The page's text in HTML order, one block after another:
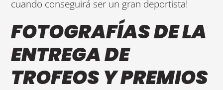
cuando conseguirá ser un gran deportista!
FOTOGRAFÍAS DE LA
ENTREGA DE
TROFEOS Y PREMIOS